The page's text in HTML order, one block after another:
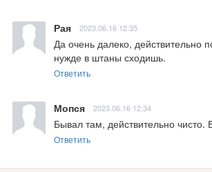
Рая 2023.06.16 12:35
Да очень далеко, действительно
нужде в штаны сходишь.
Ответить
Мопся 2023.06.16 12:34
Бывал там, действительно
Ответить